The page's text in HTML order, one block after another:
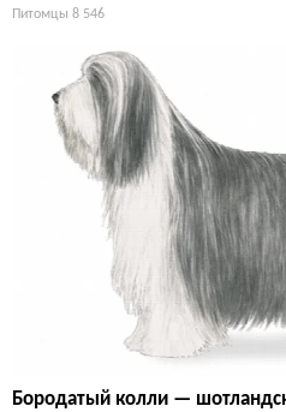
Питомцы 8 546
Бородатый колли —